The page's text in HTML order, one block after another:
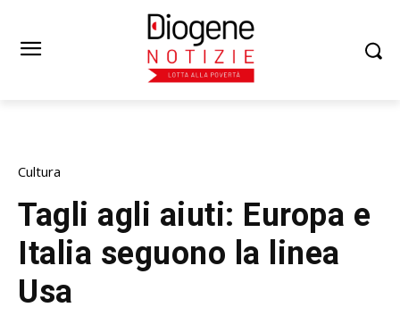
Cultura
Tagli agli aiuti: Europa e
Italia seguono la linea
Usa